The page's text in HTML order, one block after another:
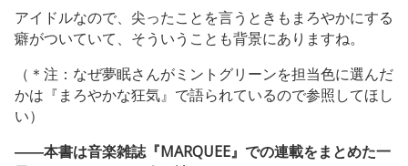
アイドルなので、尖ったことを言うときもまろやかにする
癖がついていて、そういうことも背景にありますね。
（＊注：なぜ夢眠さんがミントグリーンを担当色に選んだ
かは『まろやかな狂気』で語られているので参照してほし
い）
――本書は音楽雑誌『MARQUEE』での連載をまとめた一